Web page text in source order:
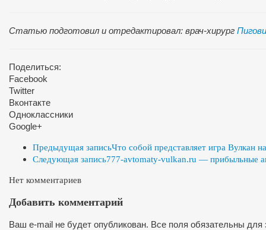
Статью подготовил и отредактировал: врач-хирург
Поделиться:
Facebook
Twitter
Вконтакте
Одноклассники
Google+
Предыдущая записьЧто собой представляет игра Вулкан
Следующая запись777-avtomaty-vulkan.ru — прибыльные
Нет комментариев
Добавить комментарий
Ваш e-mail не будет опубликован. Все поля обязательны для